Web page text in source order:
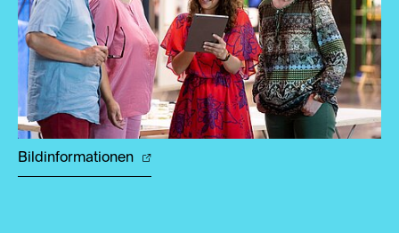
Bildinformationen